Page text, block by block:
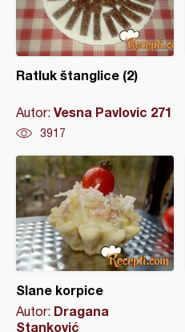
Ratluk štanglice (2)
Autor: Vesna Pavlovic 271
3917
Slane korpice
Autor: Dragana
Stanković